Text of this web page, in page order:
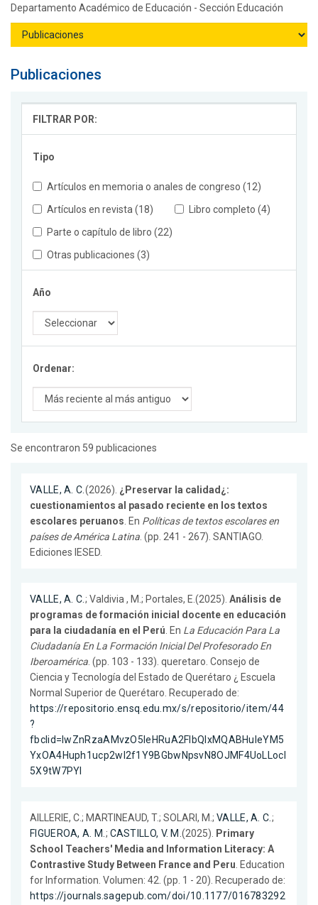
Departamento Académico de Educación - Sección Educación
Publicaciones
FILTRAR POR:
Tipo
Artículos en memoria o anales de congreso (12)
Artículos en revista (18)
Libro completo (4)
Parte o capítulo de libro (22)
Otras publicaciones (3)
Año
Ordenar:
Se encontraron 59 publicaciones
VALLE, A. C.(2026). ¿Preservar la calidad¿:
cuestionamientos al pasado reciente en los textos
escolares peruanos. En Políticas de textos escolares en
países de América Latina. (pp. 241 - 267). SANTIAGO.
Ediciones IESED.
VALLE, A. C.; Valdivia , M.; Portales, E.(2025). Análisis de
programas de formación inicial docente en educación
para la ciudadanía en el Perú. En La Educación Para La
Ciudadanía En La Formación Inicial Del Profesorado En
Iberoamérica. (pp. 103 - 133). queretaro. Consejo de
Ciencia y Tecnología del Estado de Querétaro ¿ Escuela
Normal Superior de Querétaro. Recuperado de:
https://repositorio.ensq.edu.mx/s/repositorio/item/44
?
fbclid=IwZnRzaAMvzO5leHRuA2FlbQIxMQABHuleYM5
YxOA4Huph1ucp2wl2f1Y9BGbwNpsvN8OJMF4UoLLocI
5X9tW7PYI
AILLERIE, C.; MARTINEAUD, T.; SOLARI, M.; VALLE, A. C.;
FIGUEROA, A. M.; CASTILLO, V. M.(2025). Primary
School Teachers' Media and Information Literacy: A
Contrastive Study Between France and Peru. Education
for Information. Volumen: 42. (pp. 1 - 20). Recuperado de:
https://journals.sagepub.com/doi/10.1177/016783292